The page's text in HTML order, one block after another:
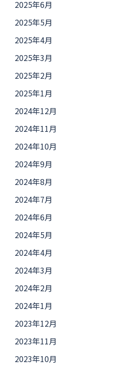
2025年6月
2025年5月
2025年4月
2025年3月
2025年2月
2025年1月
2024年12月
2024年11月
2024年10月
2024年9月
2024年8月
2024年7月
2024年6月
2024年5月
2024年4月
2024年3月
2024年2月
2024年1月
2023年12月
2023年11月
2023年10月